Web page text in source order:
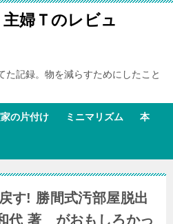
婦Ｔのレビュ
た記録。物を減らすためにしたこと
の片付け ミニマリズム 本
す! 勝間式汚部屋脱出
代 著 がおもしろかっ